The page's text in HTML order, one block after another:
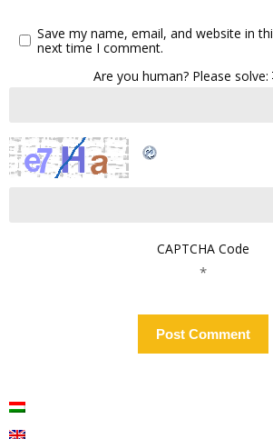
Save my name, email, and website in
next time I comment.
Are you human? Please solve:
CAPTCHA Code
*